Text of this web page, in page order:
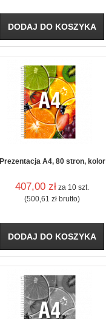
DODAJ DO KOSZYKA
Prezentacja A4, 80 stron, kolor
407,00 zł za 10 szt.
(500,61 zł brutto)
DODAJ DO KOSZYKA